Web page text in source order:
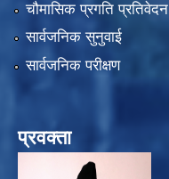
चौमासिक प्रगति प्रतिवेदन
सार्वजनिक सुनुवाई
सार्वजनिक परीक्षण
प्रवक्ता